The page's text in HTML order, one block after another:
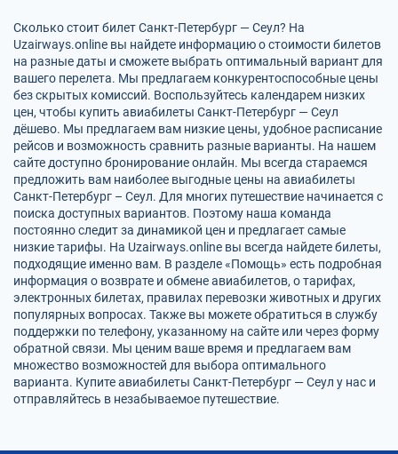
Сколько стоит билет Санкт-Петербург — Сеул? На
Uzairways.online вы найдете информацию о стоимости билетов
на разные даты и сможете выбрать оптимальный вариант для
вашего перелета. Мы предлагаем конкурентоспособные цены
без скрытых комиссий. Воспользуйтесь календарем низких
цен, чтобы купить авиабилеты Санкт-Петербург — Сеул
дёшево. Мы предлагаем вам низкие цены, удобное расписание
рейсов и возможность сравнить разные варианты. На нашем
сайте доступно бронирование онлайн. Мы всегда стараемся
предложить вам наиболее выгодные цены на авиабилеты
Санкт-Петербург – Сеул. Для многих путешествие начинается с
поиска доступных вариантов. Поэтому наша команда
постоянно следит за динамикой цен и предлагает самые
низкие тарифы. На Uzairways.online вы всегда найдете билеты,
подходящие именно вам. В разделе «Помощь» есть подробная
информация о возврате и обмене авиабилетов, о тарифах,
электронных билетах, правилах перевозки животных и других
популярных вопросах. Также вы можете обратиться в службу
поддержки по телефону, указанному на сайте или через форму
обратной связи. Мы ценим ваше время и предлагаем вам
множество возможностей для выбора оптимального
варианта. Купите авиабилеты Санкт-Петербург — Сеул у нас и
отправляйтесь в незабываемое путешествие.